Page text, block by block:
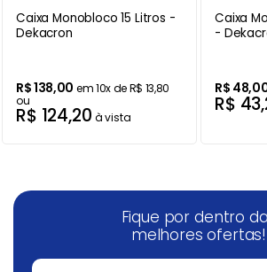
Caixa Monobloco 15 Litros -
Dekacron
R$138,00 em10x deR$ 13,80
ou
R$ 124,20 à vista
Caixa
-
R$ 48,
R$ 43,
Fique por dentro
melhores ofertas!